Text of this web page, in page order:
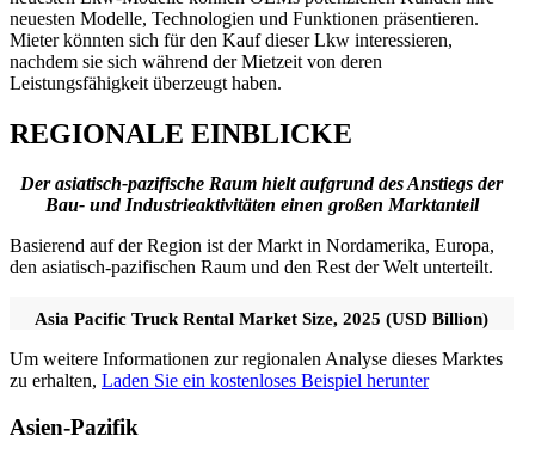
neuesten Modelle, Technologien und Funktionen präsentieren.
Mieter könnten sich für den Kauf dieser Lkw interessieren,
nachdem sie sich während der Mietzeit von deren
Leistungsfähigkeit überzeugt haben.
REGIONALE EINBLICKE
Der asiatisch-pazifische Raum hielt aufgrund des Anstiegs der
Bau- und Industrieaktivitäten einen großen Marktanteil
Basierend auf der Region ist der Markt in Nordamerika, Europa,
den asiatisch-pazifischen Raum und den Rest der Welt unterteilt.
Asia Pacific Truck Rental Market Size, 2025 (USD Billion)
Um weitere Informationen zur regionalen Analyse dieses Marktes
zu erhalten, Laden Sie ein kostenloses Beispiel herunter
Asien-Pazifik